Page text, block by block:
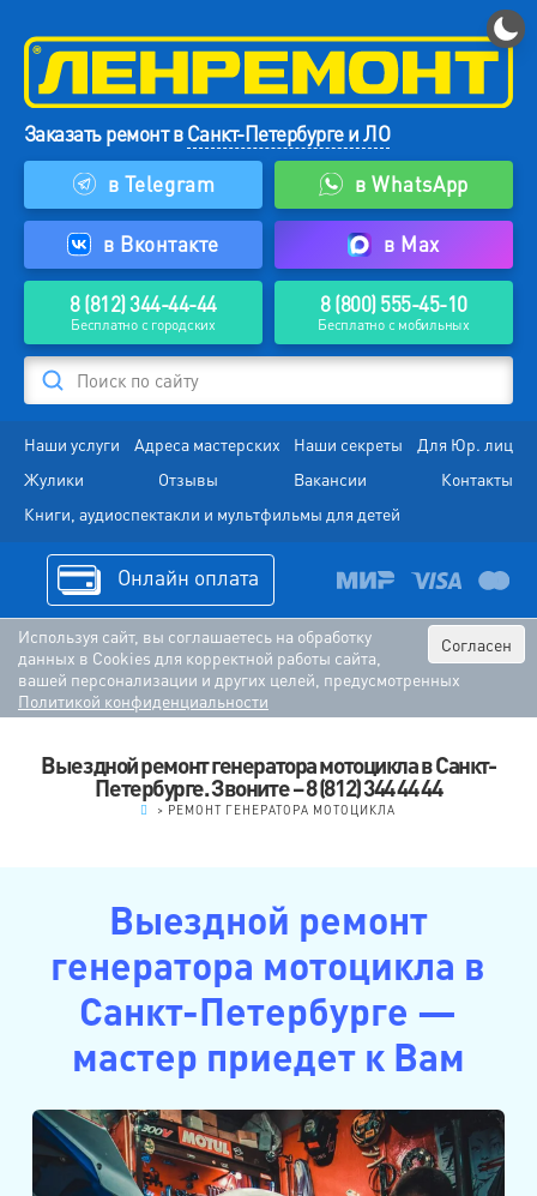
Заказать ремонт вСанкт-Петербурге и ЛО
в Telegram
в WhatsApp
в Вконтакте в Max
8 (812) 344-44-44
Бесплатно с городских
8 (800) 555-45-10
Бесплатно с мобильных
Поиск по сайту
Наши услуги Адреса мастерских Наши секреты
Для Юр. лиц
Жулики
Отзывы Вакансии
Контакты
Книги, аудиоспектакли и мультфильмы для детей
Онлайн оплата
Согласен
Используя сайт, вы соглашаетесь на обработку
данных в Cookies для корректной работы сайта,
вашей персонализации и других целей, предусмотренных
Политикой конфиденциальности
Выездной ремонт генератора мотоцикла в Санкт-
Петербурге. Звоните – 8 (812) 344 44 44
> РЕМОНТ ГЕНЕРАТОРА МОТОЦИКЛА
Выездной ремонт
генератора мотоцикла в
Санкт-Петербурге —
мастер приедет к Вам